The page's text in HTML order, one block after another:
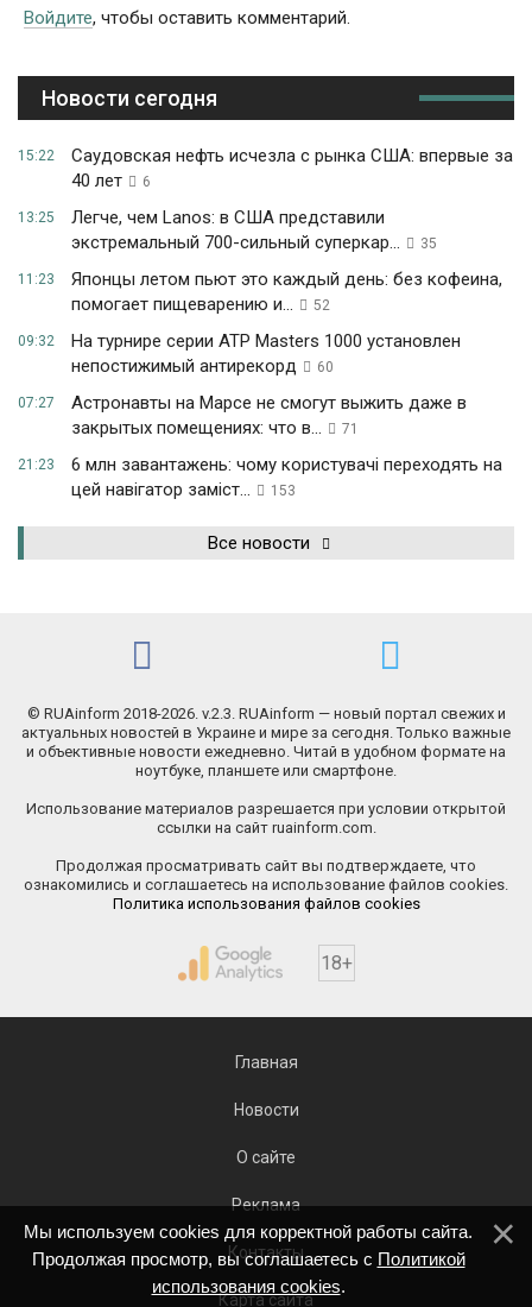
Войдите, чтобы оставить комментарий.
Новости сегодня
15:22
Саудовская нефть исчезла с рынка США: впервые за
40 лет
6
13:25
Легче, чем Lanos: в США представили
экстремальный 700-сильный суперкар...
35
11:23
Японцы летом пьют это каждый день: без кофеина,
помогает пищеварению и...
52
09:32
На турнире серии ATP Masters 1000 установлен
непостижимый антирекорд
60
07:27
Астронавты на Марсе не смогут выжить даже в
закрытых помещениях: что в...
71
21:23
6 млн завантажень: чому користувачі переходять на
цей навігатор заміст...
153
Все новости
© RUAinform 2018-2026. v.2.3. RUAinform — новый портал свежих и
актуальных новостей в Украине и мире за сегодня. Только важные
и объективные новости ежедневно. Читай в удобном формате на
ноутбуке, планшете или смартфоне.
Использование материалов разрешается при условии открытой
ссылки на сайт ruainform.com.
Продолжая просматривать сайт вы подтверждаете, что
ознакомились и соглашаетесь на использование файлов cookies.
Политика использования файлов cookies
18+
Главная
Новости
О сайте
Реклама
Контакты
Карта сайта
Мы используем cookies для корректной работы сайта.
Продолжая просмотр, вы соглашаетесь с Политикой
использования cookies.